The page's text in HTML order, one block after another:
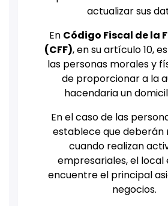
actualizar sus
En Código Fiscal de la
(CFF), en su artículo 10,
las personas morales y
de proporcionar a la
hacendaria un
En el caso de las
establece que deberán
cuando realizan
empresariales, el local
encuentre el principal
negocios.